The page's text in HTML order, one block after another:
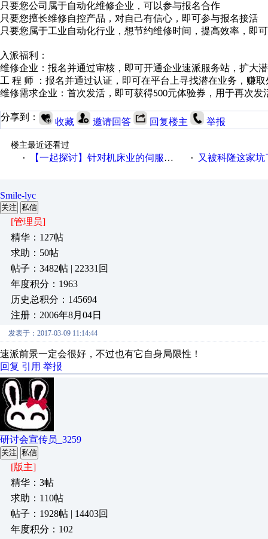
只要您公司属于自动化维修企业，可以参与报名合作
只要您擅长维修自控产品，对自己有信心，即可参与报名接活
只要您属于工业自动化行业，想节约维修时间，提高效率，即
入派福利：
维修企业：报名并通过审核，即可开通企业速派服务站，扩大
工 程 师
：报名并通过认证，即可在平台上寻找潜在业务，赚
维修需求企业：首次发活，即可获得500元体验券，用于再次发
分享到： 收藏 邀请回答 回复楼主 举报
楼主最近还看过
·
【一起探讨】针对机床业的伺服系统发展，您的期望是什么？ · 又被科隆这家坑
Smile-lyc
关注 私信
[管理员]
精华：127帖
求助：50帖
帖子：3482帖 | 22331回
年度积分：1963
历史总积分：145694
注册：2006年8月04日
发表于：2017-03-09 11:14:44
速派前景一定会很好，不过也有它自身局限性！
回复 引用 举报
研讨会宣传员_3259
关注 私信
[版主]
精华：3帖
求助：110帖
帖子：1928帖 | 14403回
年度积分：102